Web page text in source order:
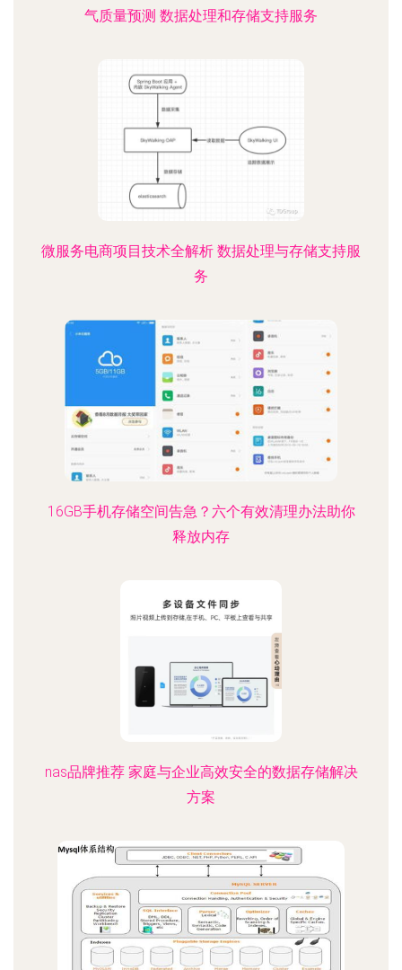
气质量预测 数据处理和存储支持服务
微服务电商项目技术全解析 数据处理与存储支持服
务
16GB手机存储空间告急？六个有效清理办法助你
释放内存
nas品牌推荐 家庭与企业高效安全的数据存储解决
方案